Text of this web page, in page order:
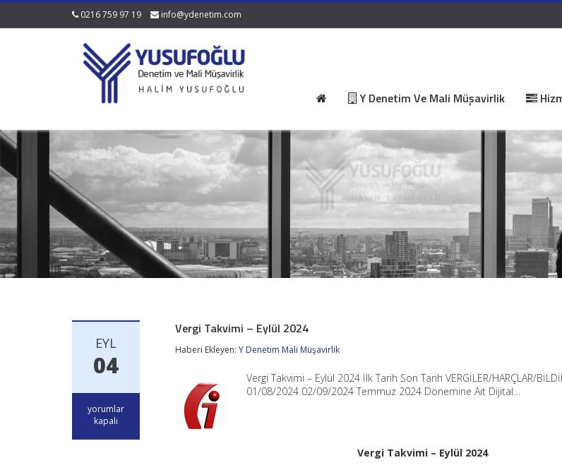
0216 759 97 19 info@ydenetim.com
Y Denetim Ve Mali Müşavirlik
EYL
04
Vergi
Takvimi
yorumlar
kapalı
Vergi Takvimi – Eylül 2024
Haberi Ekleyen:Y Denetim Mali Müşavirlik
Vergi Takvimi – Eylül 2024 İlk Tarih Son Tarih VERGİLER/HARÇLAR/
01/08/2024 02/09/2024 Temmuz 2024 Dönemine Ait Dijital…
Vergi Takvimi – Eylül 2024